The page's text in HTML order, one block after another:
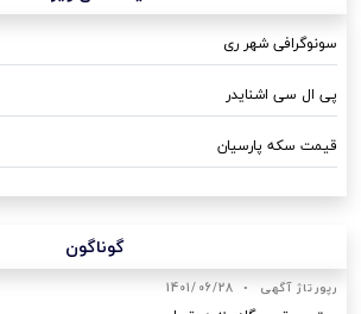
سونوگرافی شهر ری
پی ال سی اشنایدر
قیمت سکه پارسیان
گوناگون
رپورتاژ آگهی •
1401/06/28